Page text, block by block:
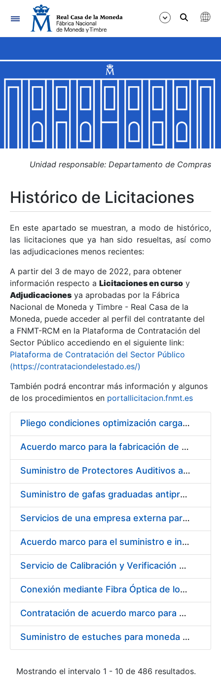
Navegación
Mostrar/Ocultar
Mostrar/Ocultar
Mostrar/Ocultar
Mostrar/Ocultar
Mostrar/Ocultar
Mostrar/Ocultar
Unidad responsable: Departamento de Compras
Histórico de Licitaciones
En este apartado se muestran, a modo de histórico,
las licitaciones que ya han sido resueltas, así como
las adjudicaciones menos recientes:
A partir del 3 de mayo de 2022, para obtener
información respecto a Licitaciones en curso y
Adjudicaciones ya aprobadas por la Fábrica
Nacional de Moneda y Timbre - Real Casa de la
Moneda, puede acceder al perfil del contratante del
a FNMT-RCM en la Plataforma de Contratación del
Sector Público accediendo en el siguiente link:
Plataforma de Contratación del Sector Público
(https://contrataciondelestado.es/)
También podrá encontrar más información y algunos
de los procedimientos en portallicitacion.fnmt.es
Pliego condiciones optimización cargas compras firmado
Acuerdo marco para la fabricación de piezas
Suministro de Protectores Auditivos a medida para las personas trabajadoras de los Centros de Trabajo de Madrid y Burgos
Suministro de gafas graduadas antiproyecciones para los trabajadores de la FNMT-RCM en los centros de trabajo de Madrid y Burgos
Servicios de una empresa externa para el asesoramiento y resolución de los recursos de alzada que se presentan relacionados con procesos de selección para la FNMT-RCM
Acuerdo marco para el suministro e instalación de persianas, estores y otros complementos
Servicio de Calibración y Verificación Externa de los Equipos de Medición del Servicio de Prevención de la FNMT-RCM
Conexión mediante Fibra Óptica de los Centros de Proceso de Datos (CPDs) de las sedes de la FNMT-RCM de Burgos y Madrid
Contratación de acuerdo marco para el Suministro de Material de Electricidad para la Fábrica Nacional de Moneda y Timbre-Real Casa de la Moneda en su centro de trabajo de Burgos
Suministro de estuches para moneda de 30 €
Mostrando el intervalo 1 - 10 de 486 resultados.